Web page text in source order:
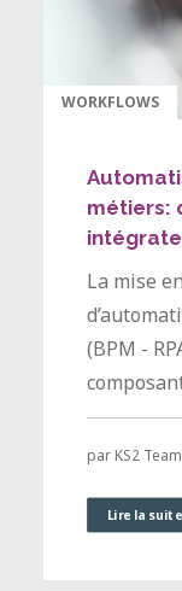
WORKFLOWS
métiers:
La mise
(BPM -
par KS2 Team
Lire la suite